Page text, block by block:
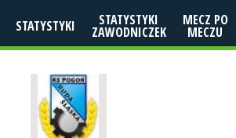
STATYSTYKI STATYSTYKI
ZAWODNICZEK
MECZ PO
MECZU